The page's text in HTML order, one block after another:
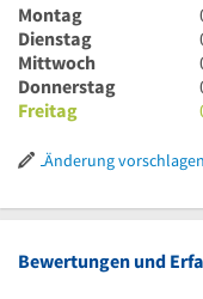
Montag
Dienstag
Mittwoch
Donnerstag
Freitag
Änderung vorschlagen
Bewertungen und